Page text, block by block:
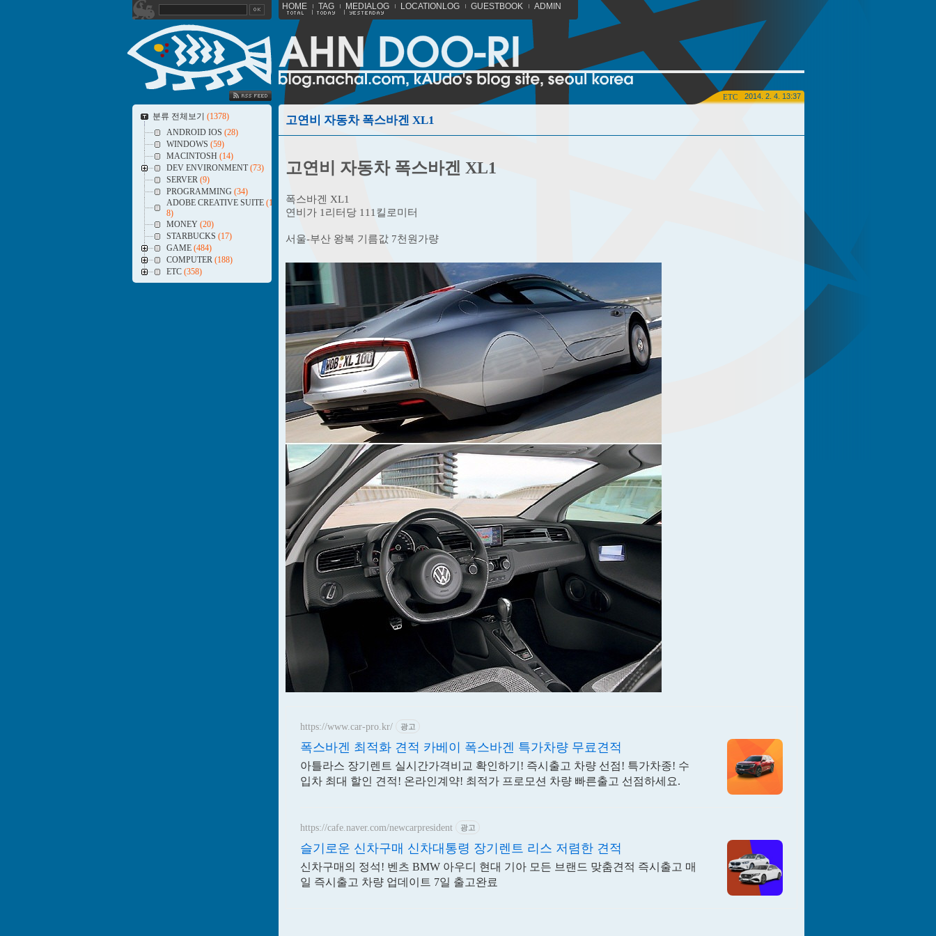
HOME TAG MEDIALOG LOCATIONLOG GUESTBOOK ADMIN
SS FEED
분류 전체보기 (1378)
ANDROID IOS (28)
WINDOWS (59)
MACINTOSH (14)
DEV ENVIRONMENT(73)
SERVER(9)
PROGRAMMING (34)
ADOBE CREATIVE SUITE(1
8)
MONEY(20)
STARBUCKS (17)
GAME(484)
COMPUTER(188)
ETC(358)
2014. 2. 4. 13:37
ETC
고연비 자동차 폭스바겐 XL1
고연비 자동차 폭스바겐 XL1
폭스바겐 XL1
연비가 1리터당 111킬로미터
서울-부산 왕복 기름값 7천원가량
https://www.car-pro.kr/ 광고
폭스바겐 최적화 견적 카베이 폭스바겐 특가차량 무료견적
아틀라스 장기렌트 실시간가격비교 확인하기! 즉시출고 차량 선점! 특가차종! 수
입차 최대 할인 견적! 온라인계약! 최적가 프로모션 차량 빠른출고 선점하세요.
https://cafe.naver.com/newcarpresident 광고
슬기로운 신차구매 신차대통령 장기렌트 리스 저렴한 견적
신차구매의 정석! 벤츠 BMW 아우디 현대 기아 모든 브랜드 맞춤견적 즉시출고 매
일 즉시출고 차량 업데이트 7일 출고완료